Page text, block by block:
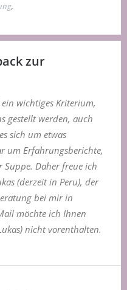
,
zur
wichtiges Kriterium,
gestellt werden, auch
sich um etwas
um Erfahrungsberichte,
Suppe. Daher freue ich
(derzeit in Peru), der
bei mir in
möchte ich Ihnen
nicht vorenthalten.